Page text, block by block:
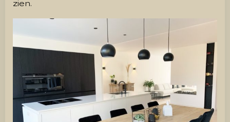
zien.